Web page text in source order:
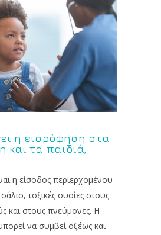
η εισρόφηση στα
και τα παιδιά;
η είσοδος περιερχομένου
τοξικές ουσίες στους
και στους πνεύμονες. Η
να συμβεί οξέως και